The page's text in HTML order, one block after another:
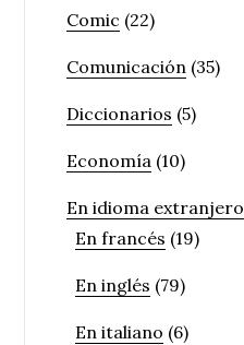
Comic (22)
Comunicación (35)
Diccionarios (5)
Economía (10)
En idioma extranjero
En francés (19)
En inglés (79)
En italiano (6)